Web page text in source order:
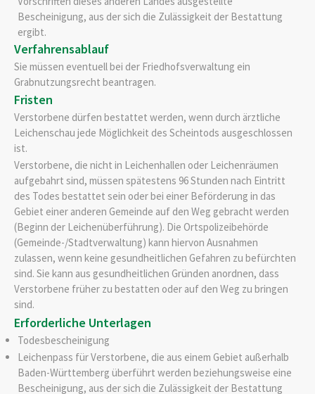
Bescheinigung, aus der sich die Zulässigkeit der Bestattung
ergibt.
Verfahrensablauf
Sie müssen eventuell bei der Friedhofsverwaltung ein
Grabnutzungsrecht beantragen.
Fristen
Verstorbene dürfen bestattet werden, wenn durch ärztliche
Leichenschau jede Möglichkeit des Scheintods ausgeschlossen
ist.
Verstorbene, die nicht in Leichenhallen oder Leichenräumen
aufgebahrt sind, müssen spätestens 96 Stunden nach Eintritt
des Todes bestattet sein oder bei einer Beförderung in das
Gebiet einer anderen Gemeinde auf den Weg gebracht werden
(Beginn der Leichenüberführung). Die Ortspolizeibehörde
(Gemeinde-/Stadtverwaltung) kann hiervon Ausnahmen
zulassen, wenn keine gesundheitlichen Gefahren zu befürchten
sind. Sie kann aus gesundheitlichen Gründen anordnen, dass
Verstorbene früher zu bestatten oder auf den Weg zu bringen
sind.
Erforderliche Unterlagen
Todesbescheinigung
Leichenpass für Verstorbene, die aus einem Gebiet außerhalb
Baden-Württemberg überführt werden beziehungsweise eine
Bescheinigung, aus der sich die Zulässigkeit der Bestattung